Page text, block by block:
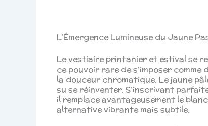
L’Émergence Lumineuse du Jaune
Le vestiaire printanier et estival se
ce pouvoir rare de s’imposer
la douceur chromatique. Le jaune
su se réinventer. S’inscrivant
il remplace avantageusement le
alternative vibrante mais subtile.